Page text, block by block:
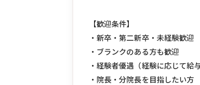
【歓迎条件】
・新卒・第二新卒・未経験歓迎
・ブランクのある方も歓迎
・経験者優遇（経験に応じて給与
・院長・分院長を目指したい方